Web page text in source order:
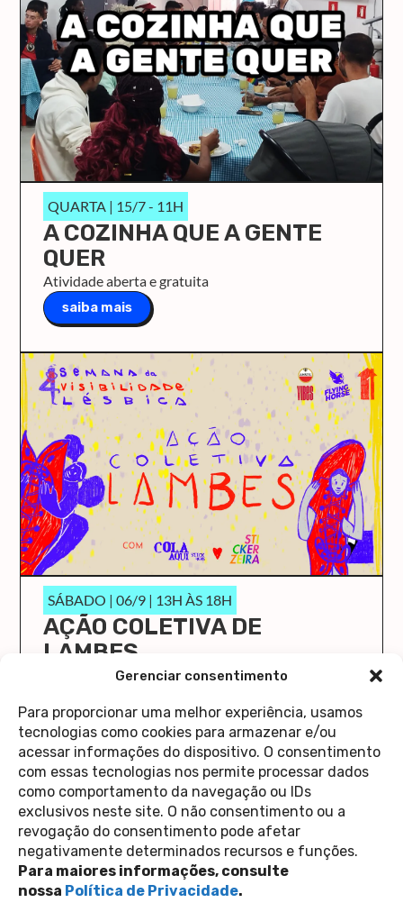
Gerenciar consentimento
Para proporcionar uma melhor experiência, usamos
tecnologias como cookies para armazenar e/ou
acessar informações do dispositivo. O consentimento
com essas tecnologias nos permite processar dados
como comportamento da navegação ou IDs
exclusivos neste site. O não consentimento ou a
revogação do consentimento pode afetar
negativamente determinados recursos e funções.
Para maiores informações, consulte
nossa Política de Privacidade.
QUARTA | 15/7 - 11H
A COZINHA QUE A GENTE
QUER
Atividade aberta e gratuita
saiba mais
SÁBADO | 06/9 | 13H ÀS 18H
AÇÃO COLETIVA DE
LAMBES
O Cola Aqui/Stick Here vai ocupar a Casa 1 de
saiba mais
Política de Privacidade
Perguntas Frequentes
copyright 2026